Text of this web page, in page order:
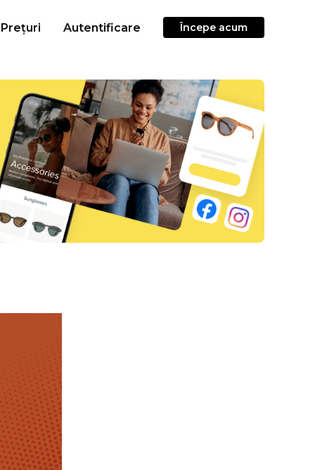
Prețuri Autentificare Începe acum